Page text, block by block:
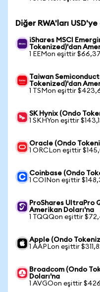
Diğer RWA'ları
iShares MSCI
Tokenized)'dan
1 EEMon eşittir $66,37
Taiwan
Tokenized)'dan
1 TSMon eşittir
SK Hynix (Ondo
1 SKHYon eşittir
Oracle (Ondo
1 ORCLon eşittir
Coinbase (Ondo
1 COINon eşittir
ProShares UltraPro
Amerikan Doları'na
1 TQQQon eşittir
Apple (Ondo
1 AAPLon eşittir
Broadcom (Ondo
Doları'na
1 AVGOon eşittir